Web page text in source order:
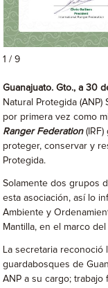
1 / 9
Guanajuato. Gto., a 30
Natural Protegida
por primera vez como
Ranger Federation(IRF)
proteger, conservar y
Protegida.
Solamente dos grupos
esta asociación, así lo
Ambiente y
Mantilla, en el marco del
La secretaria
guardabosques de
ANP a su cargo;